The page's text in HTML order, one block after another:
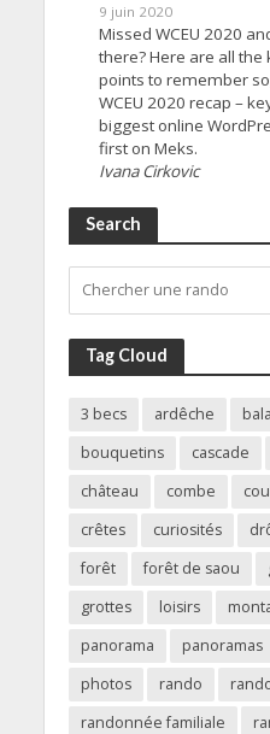
9 juin 2020
Missed WCEU 2020
there? Here are all
points to remember
WCEU 2020 recap –
biggest online
first on Meks.
Ivana Cirkovic
Search
Tag Cloud
3 becs ardêche
bouquetins
cascade
château
combe
crêtes
curiosités
forêt
forêt de saou
grottes
loisirs
panorama
panoramas
photos
rando
randonnée familiale